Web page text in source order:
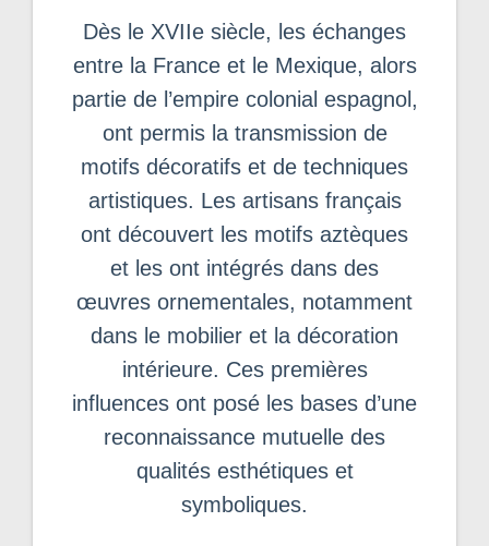
Dès le XVIIe siècle, les échanges
entre la France et le Mexique, alors
partie de l’empire colonial espagnol,
ont permis la transmission de
motifs décoratifs et de techniques
artistiques. Les artisans français
ont découvert les motifs aztèques
et les ont intégrés dans des
œuvres ornementales, notamment
dans le mobilier et la décoration
intérieure. Ces premières
influences ont posé les bases d’une
reconnaissance mutuelle des
qualités esthétiques et
symboliques.